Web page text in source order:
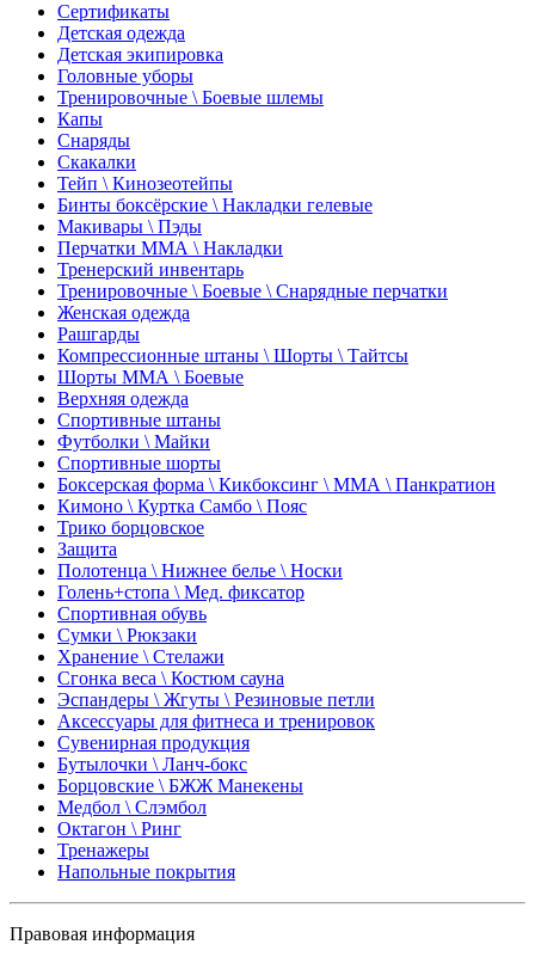
Сертификаты
Детская одежда
Детская экипировка
Головные уборы
Тренировочные \ Боевые шлемы
Капы
Снаряды
Скакалки
Тейп \ Кинозеотейпы
Бинты боксёрские \ Накладки гелевые
Макивары \ Пэды
Перчатки ММА \ Накладки
Тренерский инвентарь
Тренировочные \ Боевые \ Снарядные перчатки
Женская одежда
Рашгарды
Компрессионные штаны \ Шорты \ Тайтсы
Шорты ММА \ Боевые
Верхняя одежда
Спортивные штаны
Футболки \ Майки
Спортивные шорты
Боксерская форма \ Кикбоксинг \ ММА \ Панкратион
Кимоно \ Куртка Самбо \ Пояс
Трико борцовское
Защита
Полотенца \ Нижнее белье \ Носки
Голень+стопа \ Мед. фиксатор
Спортивная обувь
Сумки \ Рюкзаки
Хранение \ Стелажи
Сгонка веса \ Костюм сауна
Эспандеры \ Жгуты \ Резиновые петли
Аксессуары для фитнеса и тренировок
Сувенирная продукция
Бутылочки \ Ланч-бокс
Борцовские \ БЖЖ Манекены
Медбол \ Слэмбол
Октагон \ Ринг
Тренажеры
Напольные покрытия
Правовая информация